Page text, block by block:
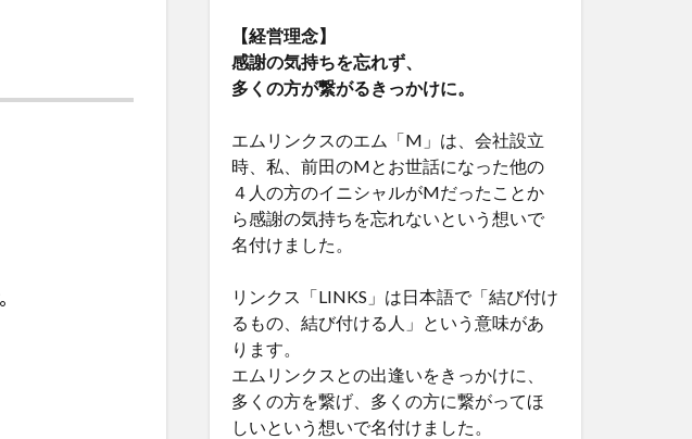
【経営理念】
感謝の気持ちを忘れず、
多くの方が繋がるきっかけに。
エムリンクスのエム「M」は、会社設立
時、私、前田のMとお世話になった他の
４人の方のイニシャルがMだったことか
ら感謝の気持ちを忘れないという想いで
名付けました。
リンクス「LINKS」は日本語で「結び付け
るもの、結び付ける人」という意味があ
ります。
エムリンクスとの出逢いをきっかけに、
多くの方を繋げ、多くの方に繋がってほ
しいという想いで名付けました。